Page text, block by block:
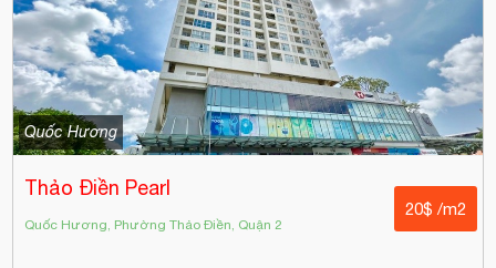
Quốc Hương
Thảo Điền Pearl
Quốc Hương, Phường Thảo Điền, Quận 2
20$ /m2